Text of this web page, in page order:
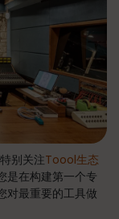
别关注Toool生态
是在构建第一个专
对最重要的工具做